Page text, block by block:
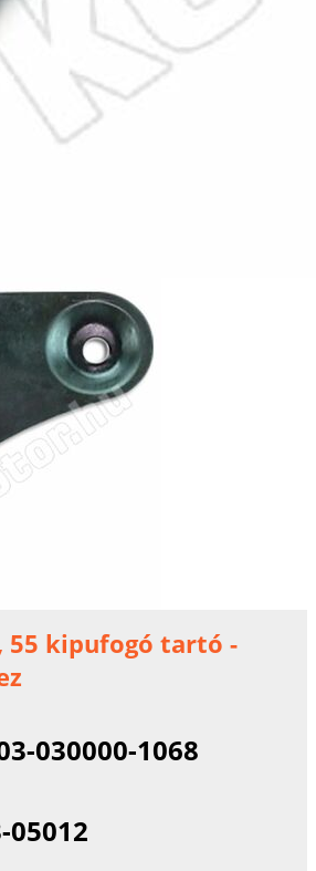
55 kipufogó tartó -
030000-1068
05012